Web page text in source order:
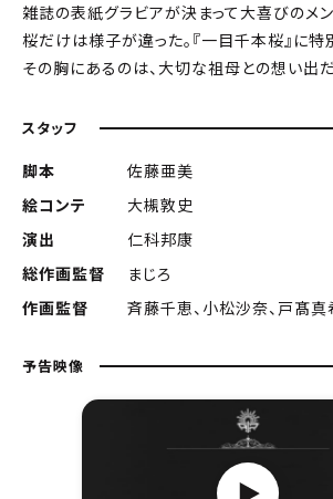
雑誌の表紙グラビアが決まって大喜びのメン
桜だけは様子が違った。『一目千本桜』に特
その胸にあるのは、大切な祖母との想い出だ
スタッフ
脚本
佐藤亜美
絵コンテ
大槻敦史
演出
仁科邦康
総作画監督
まじろ
作画監督
斉藤千恵、小松沙奈、戸髙真
予告映像